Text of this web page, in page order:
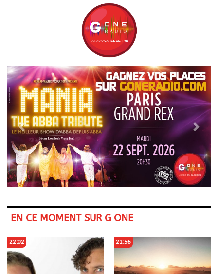
EN CE MOMENT SUR G ONE
22:02 21:56